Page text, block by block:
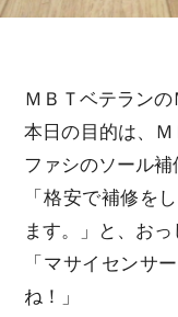
ＭＢＴベテランの
本日の目的は、
ファシのソール補
「格安で補修を
ます。」と、お
「マサイセンサ
ね！」